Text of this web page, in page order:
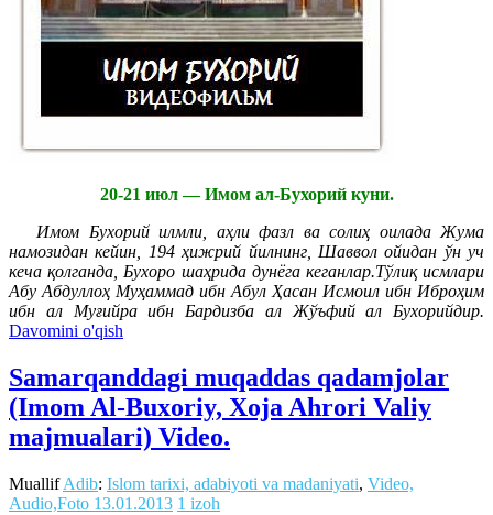
20-21 июл — Имом ал-Бухорий куни.
Имом Бухорий илмли, аҳли фазл ва солиҳ оилада Жума
намозидан кейин, 194 ҳижрий йилнинг, Шаввол ойидан ўн уч
кеча қолганда, Бухоро шаҳрида дунёга кеганлар.Тўлиқ исмлари
Абу Абдуллоҳ Муҳаммад ибн Абул Ҳасан Исмоил ибн Иброҳим
ибн ал Муғийра ибн Бардизба ал Жўъфий ал Бухорийдир.
Davomini o'qish
Samarqanddagi muqaddas qadamjolar
(Imom Al-Buxoriy, Xoja Ahrori Valiy
majmualari) Video.
MuallifAdib: Islom tarixi, adabiyoti va madaniyati, Video,
Audio,Foto 13.01.2013 1 izoh